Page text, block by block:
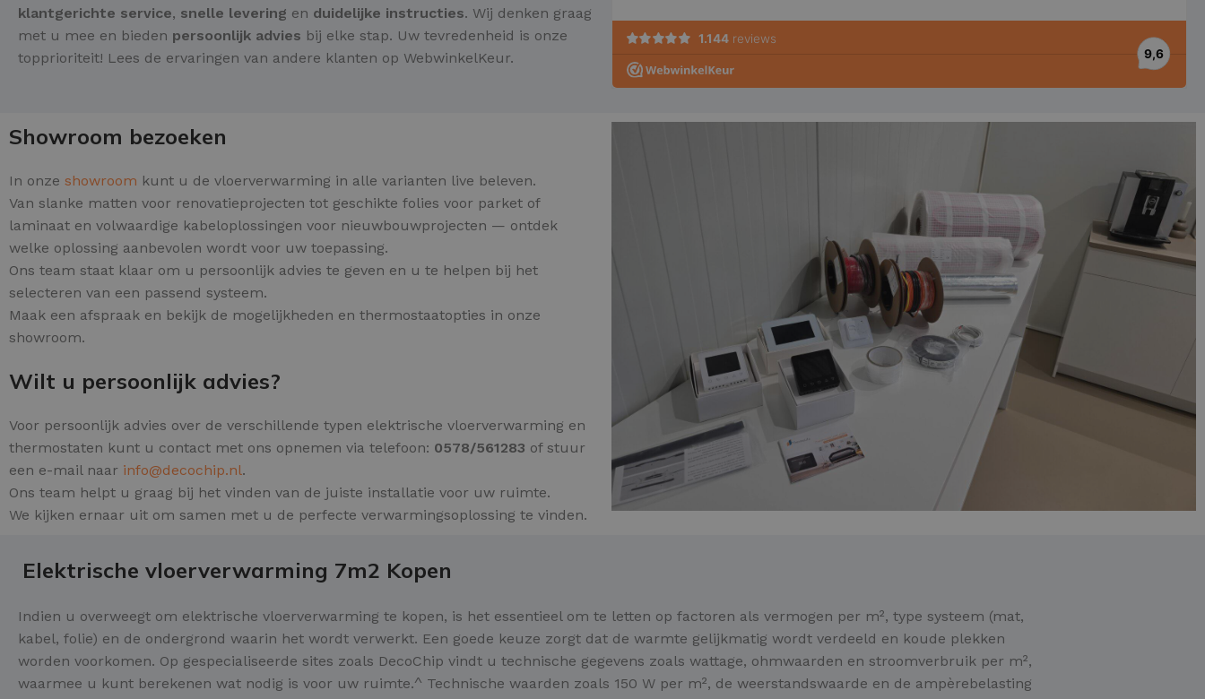
klantgerichte service, snelle levering en duidelijke instructies. Wij denken graag
met u mee en bieden persoonlijk advies bij elke stap. Uw tevredenheid is onze
topprioriteit! Lees de ervaringen van andere klanten op WebwinkelKeur.
Showroom bezoeken
In onze showroom kunt u de vloerverwarming in alle varianten live beleven.
Van slanke matten voor renovatieprojecten tot geschikte folies voor parket of
laminaat en volwaardige kabeloplossingen voor nieuwbouwprojecten — ontdek
welke oplossing aanbevolen wordt voor uw toepassing.
Ons team staat klaar om u persoonlijk advies te geven en u te helpen bij het
selecteren van een passend systeem.
Maak een afspraak en bekijk de mogelijkheden en thermostaatopties in onze
showroom.
Wilt u persoonlijk advies?
Voor persoonlijk advies over de verschillende typen elektrische vloerverwarming en
thermostaten kunt u contact met ons opnemen via telefoon: 0578/561283 of stuur
een e-mail naar info@decochip.nl.
Ons team helpt u graag bij het vinden van de juiste installatie voor uw ruimte.
We kijken ernaar uit om samen met u de perfecte verwarmingsoplossing te vinden.
Elektrische vloerverwarming 7m2 Kopen
Indien u overweegt om elektrische vloerverwarming te kopen, is het essentieel om te letten op factoren als vermogen per m², type systeem (mat,
kabel, folie) en de ondergrond waarin het wordt verwerkt. Een goede keuze zorgt dat de warmte gelijkmatig wordt verdeeld en koude plekken
worden voorkomen. Op gespecialiseerde sites zoals DecoChip vindt u technische gegevens zoals wattage, ohmwaarden en stroomverbruik per m²,
waarmee u kunt berekenen wat nodig is voor uw ruimte.^ Technische waarden zoals 150 W per m², de weerstandswaarde en de ampèrebelasting